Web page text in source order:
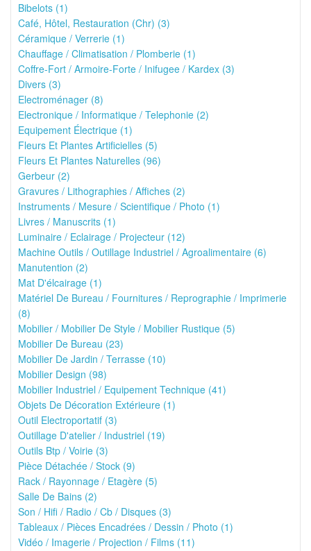
Bibelots (1)
Café, Hôtel, Restauration (Chr) (3)
Céramique / Verrerie (1)
Chauffage / Climatisation / Plomberie (1)
Coffre-Fort / Armoire-Forte / Inifugee / Kardex (3)
Divers (3)
Electroménager (8)
Electronique / Informatique / Telephonie (2)
Equipement Électrique (1)
Fleurs Et Plantes Artificielles (5)
Fleurs Et Plantes Naturelles (96)
Gerbeur (2)
Gravures / Lithographies / Affiches (2)
Instruments / Mesure / Scientifique / Photo (1)
Livres / Manuscrits (1)
Luminaire / Eclairage / Projecteur (12)
Machine Outils / Outillage Industriel / Agroalimentaire (6)
Manutention (2)
Mat D'élcairage (1)
Matériel De Bureau / Fournitures / Reprographie / Imprimerie
(8)
Mobilier / Mobilier De Style / Mobilier Rustique (5)
Mobilier De Bureau (23)
Mobilier De Jardin / Terrasse (10)
Mobilier Design (98)
Mobilier Industriel / Equipement Technique (41)
Objets De Décoration Extérieure (1)
Outil Electroportatif (3)
Outillage D'atelier / Industriel (19)
Outils Btp / Voirie (3)
Pièce Détachée / Stock (9)
Rack / Rayonnage / Etagère (5)
Salle De Bains (2)
Son / Hifi / Radio / Cb / Disques (3)
Tableaux / Pièces Encadrées / Dessin / Photo (1)
Vidéo / Imagerie / Projection / Films (11)